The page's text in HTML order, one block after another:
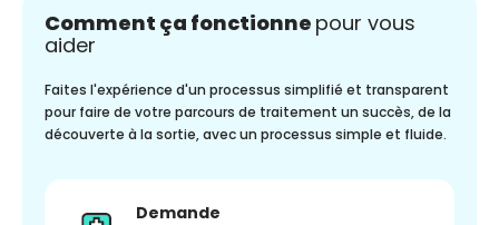
Comment ça fonctionne pour vous
aider
Faites l'expérience d'un processus simplifié et transparent
pour faire de votre parcours de traitement un succès, de la
découverte à la sortie, avec un processus simple et fluide.
Demande